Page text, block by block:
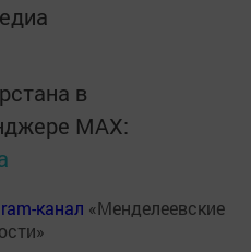
председатель Госкомитета РТ